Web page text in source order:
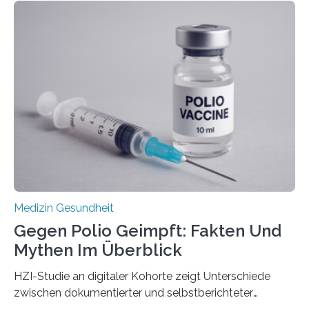
Dringend benötigt werden zielgerichtete Therapien, die
nur Tumorschwachstellen angreifen und normales
Gewebe verschonen. Forschende um Daniel Merk vom
Hertie-Institut für klinische Hirnforschung am
Universitätsklinikum Tübingen haben eine solche
Schwachstelle im Erbgut einer Untergruppe des
Medulloblastoms gefunden. Die Wilhelm Sander-
Stiftung unterstützte das Projekt…
Medizin Gesundheit
Gegen Polio Geimpft: Fakten Und
Mythen Im Überblick
HZI-Studie an digitaler Kohorte zeigt Unterschiede
zwischen dokumentierter und selbstberichteter